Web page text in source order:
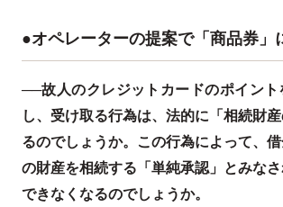
●オペレーターの提案で「商品券」
──故人のクレジットカードのポイン
し、受け取る行為は、法的に「相続財
るのでしょうか。この行為によって、
の財産を相続する「単純承認」とみな
できなくなるのでしょうか。